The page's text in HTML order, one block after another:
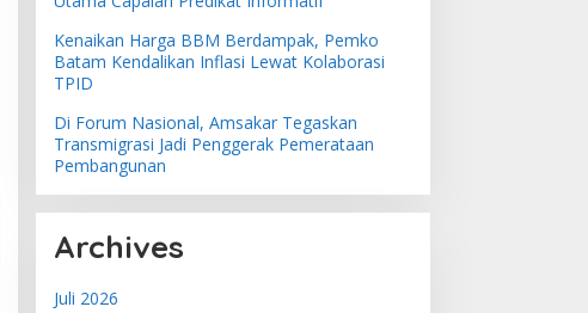
Kenaikan Harga BBM Berdampak, Pemko
Batam Kendalikan Inflasi Lewat Kolaborasi
TPID
Di Forum Nasional, Amsakar Tegaskan
Transmigrasi Jadi Penggerak Pemerataan
Pembangunan
Archives
Juli 2026